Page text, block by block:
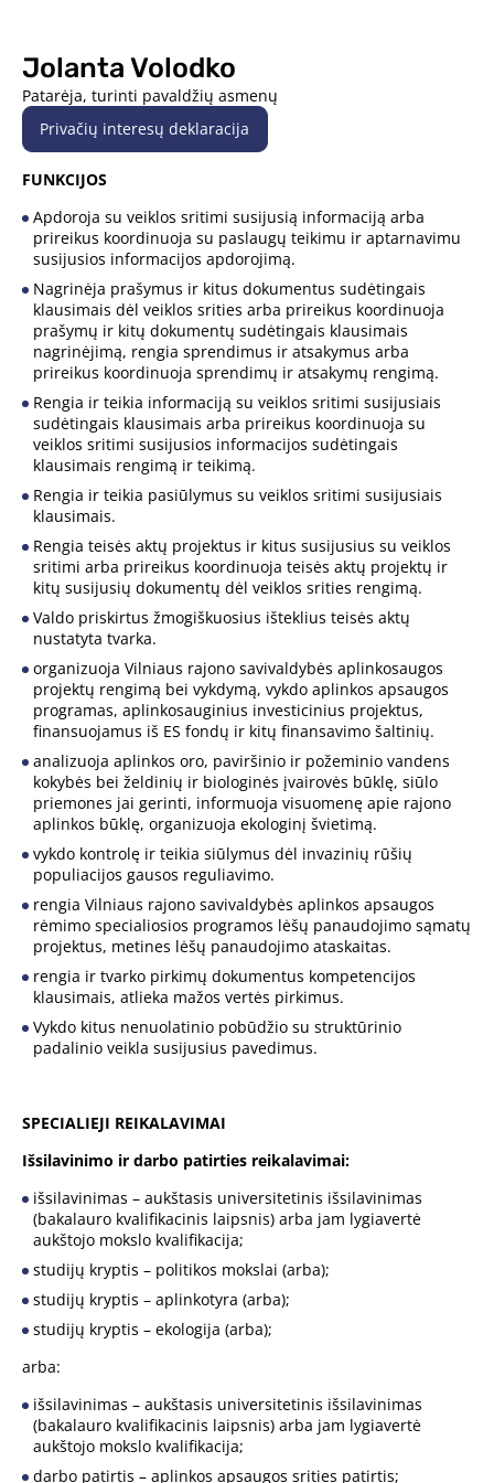
Jolanta Volodko
Patarėja, turinti pavaldžių asmenų
Privačių interesų deklaracija
FUNKCIJOS
Apdoroja su veiklos sritimi susijusią informaciją arba
prireikus koordinuoja su paslaugų teikimu ir aptarnavimu
susijusios informacijos apdorojimą.
Nagrinėja prašymus ir kitus dokumentus sudėtingais
klausimais dėl veiklos srities arba prireikus koordinuoja
prašymų ir kitų dokumentų sudėtingais klausimais
nagrinėjimą, rengia sprendimus ir atsakymus arba
prireikus koordinuoja sprendimų ir atsakymų rengimą.
Rengia ir teikia informaciją su veiklos sritimi susijusiais
sudėtingais klausimais arba prireikus koordinuoja su
veiklos sritimi susijusios informacijos sudėtingais
klausimais rengimą ir teikimą.
Rengia ir teikia pasiūlymus su veiklos sritimi susijusiais
klausimais.
Rengia teisės aktų projektus ir kitus susijusius su veiklos
sritimi arba prireikus koordinuoja teisės aktų projektų ir
kitų susijusių dokumentų dėl veiklos srities rengimą.
Valdo priskirtus žmogiškuosius išteklius teisės aktų
nustatyta tvarka.
organizuoja Vilniaus rajono savivaldybės aplinkosaugos
projektų rengimą bei vykdymą, vykdo aplinkos apsaugos
programas, aplinkosauginius investicinius projektus,
finansuojamus iš ES fondų ir kitų finansavimo šaltinių.
analizuoja aplinkos oro, paviršinio ir požeminio vandens
kokybės bei želdinių ir biologinės įvairovės būklę, siūlo
priemones jai gerinti, informuoja visuomenę apie rajono
aplinkos būklę, organizuoja ekologinį švietimą.
vykdo kontrolę ir teikia siūlymus dėl invazinių rūšių
populiacijos gausos reguliavimo.
rengia Vilniaus rajono savivaldybės aplinkos apsaugos
rėmimo specialiosios programos lėšų panaudojimo sąmatų
projektus, metines lėšų panaudojimo ataskaitas.
rengia ir tvarko pirkimų dokumentus kompetencijos
klausimais, atlieka mažos vertės pirkimus.
Vykdo kitus nenuolatinio pobūdžio su struktūrinio
padalinio veikla susijusius pavedimus.
SPECIALIEJI REIKALAVIMAI
Išsilavinimo ir darbo patirties reikalavimai:
išsilavinimas – aukštasis universitetinis išsilavinimas
(bakalauro kvalifikacinis laipsnis) arba jam lygiavertė
aukštojo mokslo kvalifikacija;
studijų kryptis – politikos mokslai (arba);
studijų kryptis – aplinkotyra (arba);
studijų kryptis – ekologija (arba);
arba:
išsilavinimas – aukštasis universitetinis išsilavinimas
(bakalauro kvalifikacinis laipsnis) arba jam lygiavertė
aukštojo mokslo kvalifikacija;
darbo patirtis – aplinkos apsaugos srities patirtis;